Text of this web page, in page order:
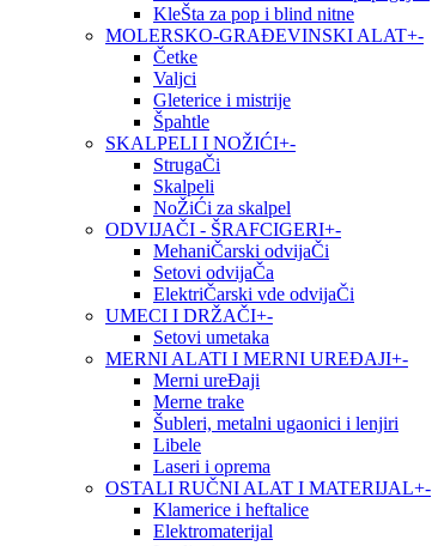
KleŠta za pop i blind nitne
MOLERSKO-GRAĐEVINSKI ALAT+-
Četke
Valjci
Gleterice i mistrije
Špahtle
SKALPELI I NOŽIĆI+-
StrugaČi
Skalpeli
NoŽiĆi za skalpel
ODVIJAČI - ŠRAFCIGERI+-
MehaniČarski odvijaČi
Setovi odvijaČa
ElektriČarski vde odvijaČi
UMECI I DRŽAČI+-
Setovi umetaka
MERNI ALATI I MERNI UREĐAJI+-
Merni ureĐaji
Merne trake
Šubleri, metalni ugaonici i lenjiri
Libele
Laseri i oprema
OSTALI RUČNI ALAT I MATERIJAL+-
Klamerice i heftalice
Elektromaterijal